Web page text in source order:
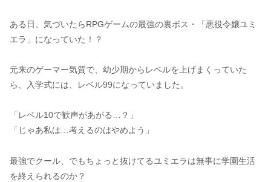
ある日、気づいたらRPGゲームの最強の裏ボス・「悪役令嬢ユミ
エラ」になっていた！？
元来のゲーマー気質で、幼少期からレベルを上げまくっていた
ら、入学式には、レベル99になっていました。
「レベル10で歓声があがる…？」
「じゃあ私は…考えるのはやめよう」
最強でクール、でもちょっと抜けてるユミエラは無事に学園生活
を終えられるのか？